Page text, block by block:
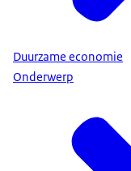
Duurzame economie
Onderwerp